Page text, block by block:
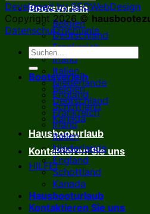
Bootsverleih
Belgien
Deutschland
Frankreich
Irland
Italien
Niederlande
England
Schottland
Kanada
Hausbooturlaub
Kontaktieren Sie uns
HILFE!
Developed by SEOWebDesign
Copyright 2026 ©
Datenschutzrichtlinie
Bootsverleih
Belgien
Deutschland
Frankreich
Irland
Italien
Niederlande
England
Schottland
Kanada
Hausbooturlaub
Kontaktieren Sie uns